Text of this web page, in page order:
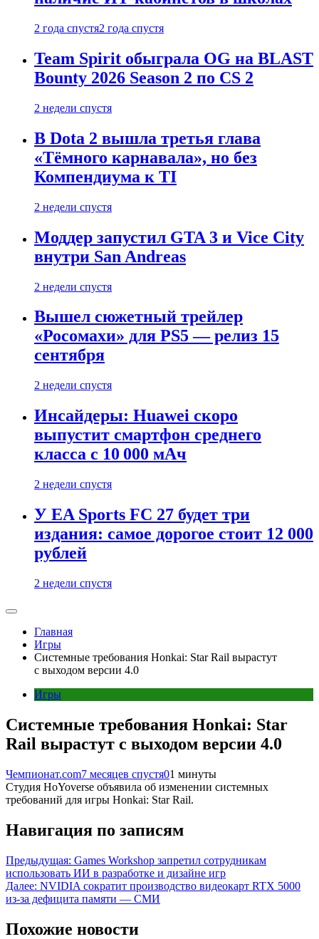
2 года спустя2 года спустя
Team Spirit обыграла OG на BLAST
Bounty 2026 Season 2 по CS 2
2 недели спустя
В Dota 2 вышла третья глава
«Тёмного карнавала», но без
Компендиума к TI
2 недели спустя
Моддер запустил GTA 3 и Vice City
внутри San Andreas
2 недели спустя
Вышел сюжетный трейлер
«Росомахи» для PS5 — релиз 15
сентября
2 недели спустя
Инсайдеры: Huawei скоро
выпустит смартфон среднего
класса с 10 000 мАч
2 недели спустя
У EA Sports FC 27 будет три
издания: самое дорогое стоит 12 000
рублей
2 недели спустя
Главная
Игры
Системные требования Honkai: Star Rail вырастут
с выходом версии 4.0
Игры
Системные требования Honkai: Star
Rail вырастут с выходом версии 4.0
Чемпионат.com7 месяцев спустя01 минуты
Студия HoYoverse объявила об изменении системных
требований для игры Honkai: Star Rail.
Навигация по записям
Предыдущая: Games Workshop запретил сотрудникам
использовать ИИ в разработке и дизайне игр
Далее: NVIDIA сократит производство видеокарт RTX 5000
из-за дефицита памяти — СМИ
Похожие новости